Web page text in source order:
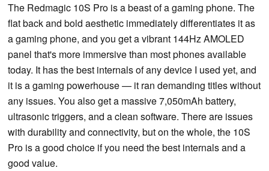
The Redmagic 10S Pro is a beast of a gaming phone. The
flat back and bold aesthetic immediately differentiates it as
a gaming phone, and you get a vibrant 144Hz AMOLED
panel that's more immersive than most phones available
today. It has the best internals of any device I used yet, and
it is a gaming powerhouse — it ran demanding titles without
any issues. You also get a massive 7,050mAh battery,
ultrasonic triggers, and a clean software. There are issues
with durability and connectivity, but on the whole, the 10S
Pro is a good choice if you need the best internals and a
good value.